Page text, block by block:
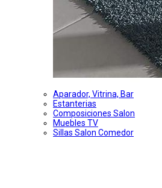
Aparador, Vitrina, Bar
Estanterias
Composiciones Salon
Muebles TV
Sillas Salon Comedor